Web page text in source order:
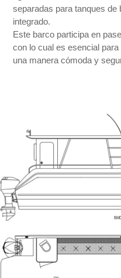
separadas para tanques
integrado.
Este barco participa en
con lo cual es esencial
una manera cómoda y